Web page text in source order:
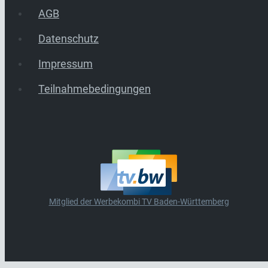
AGB
Datenschutz
Impressum
Teilnahmebedingungen
Mitglied der Werbekombi TV Baden-Württemberg